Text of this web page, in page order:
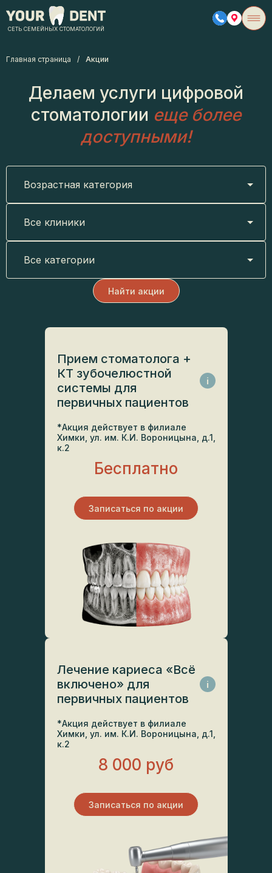
СЕТЬ СЕМЕЙНЫХ СТОМАТОЛОГИЙ
Главная страница / Акции
Делаем услуги цифровой
стоматологии еще более
доступными!
Возрастная категория
Все клиники
Все категории
Найти акции
Прием стоматолога +
КТ зубочелюстной
системы для
первичных пациентов
i
*Акция действует в филиале
Химки, ул. им. К.И. Вороницына, д.1,
к.2
Бесплатно
Записаться по акции
Лечение кариеса «Всё
включено» для
первичных пациентов
i
*Акция действует в филиале
Химки, ул. им. К.И. Вороницына, д.1,
к.2
8 000 руб
Записаться по акции